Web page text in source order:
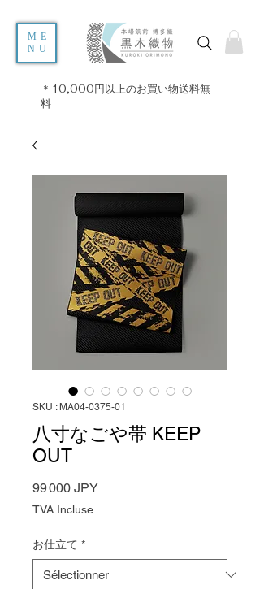
ME
NU
＊10,000円以上のお買い物送料無
料
SKU : MA04-0375-01
八寸なごや帯 KEEP
OUT
99 000 JPYPrix
TVA Incluse
お仕立て *